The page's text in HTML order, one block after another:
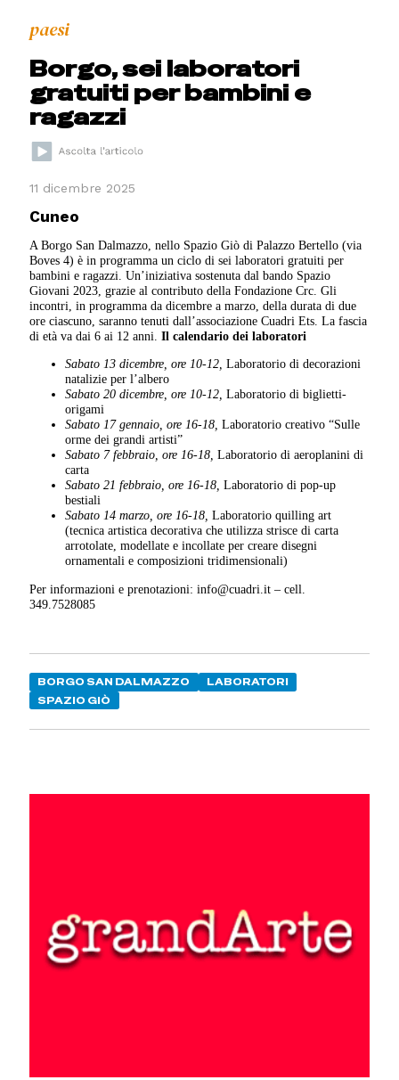
paesi
Borgo, sei laboratori
gratuiti per bambini e
ragazzi
11 dicembre 2025
Cuneo
A Borgo San Dalmazzo, nello Spazio Giò di Palazzo Bertello (via
Boves 4) è in programma un ciclo di sei laboratori gratuiti per
bambini e ragazzi. Un’iniziativa sostenuta dal bando Spazio
Giovani 2023, grazie al contributo della Fondazione Crc. Gli
incontri, in programma da dicembre a marzo, della durata di due
ore ciascuno, saranno tenuti dall’associazione Cuadri Ets. La fascia
di età va dai 6 ai 12 anni.Il calendario dei laboratori
Sabato 13 dicembre, ore 10-12, Laboratorio di decorazioni
natalizie per l’albero
Sabato 20 dicembre, ore 10-12, Laboratorio di biglietti-
origami
Sabato 17 gennaio, ore 16-18, Laboratorio creativo “Sulle
orme dei grandi artisti”
Sabato 7 febbraio, ore 16-18, Laboratorio di aeroplanini di
carta
Sabato 21 febbraio, ore 16-18, Laboratorio di pop-up
bestiali
Sabato 14 marzo, ore 16-18, Laboratorio quilling art
(tecnica artistica decorativa che utilizza strisce di carta
arrotolate, modellate e incollate per creare disegni
ornamentali e composizioni tridimensionali)
Per informazioni e prenotazioni: info@cuadri.it – cell.
349.7528085
BORGO SAN DALMAZZO
LABORATORI
SPAZIO GIÒ